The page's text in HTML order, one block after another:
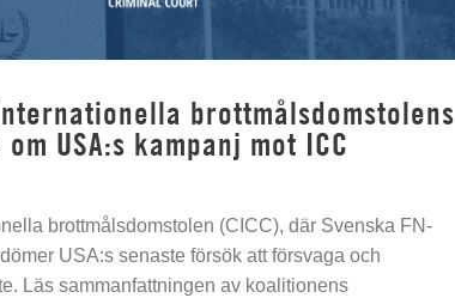
brottmålsdomstolens
USA:s kampanj mot ICC
brottmålsdomstolen (CICC), där Svenska FN-
USA:s senaste försök att försvaga och
Läs sammanfattningen av koalitionens